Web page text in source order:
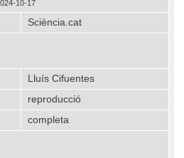
10-17
Sciència.cat
Lluís Cifuentes
reproducció
completa